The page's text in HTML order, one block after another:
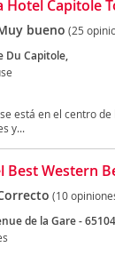
Hotel Capitole
bueno (25
Du Capitole,
está en el centro
y...
Best Western
(10
de la Gare -